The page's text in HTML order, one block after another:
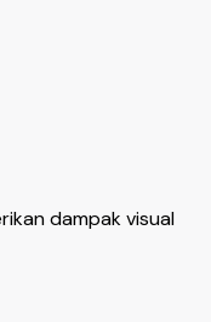
dampak visual